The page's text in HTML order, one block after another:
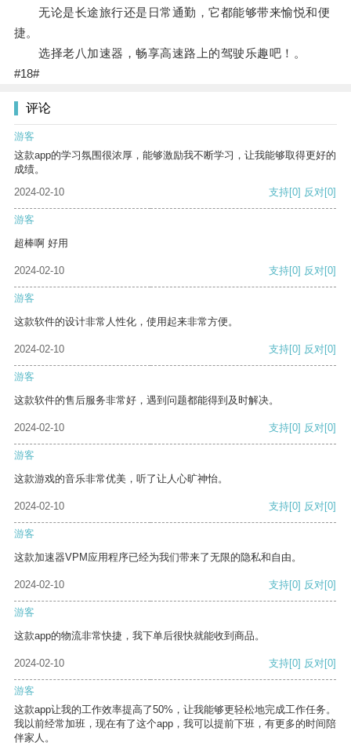
无论是长途旅行还是日常通勤，它都能够带来愉悦和便
捷。
选择老八加速器，畅享高速路上的驾驶乐趣吧！。
#18#
评论
游客
这款app的学习氛围很浓厚，能够激励我不断学习，让我能够取得更好的
成绩。
2024-02-10
支持[0] 反对[0]
游客
超棒啊 好用
2024-02-10 支持[0] 反对[0]
游客
这款软件的设计非常人性化，使用起来非常方便。
2024-02-10 支持[0] 反对[0]
游客
这款软件的售后服务非常好，遇到问题都能得到及时解决。
2024-02-10 支持[0] 反对[0]
游客
这款游戏的音乐非常优美，听了让人心旷神怡。
2024-02-10 支持[0] 反对[0]
游客
这款加速器VPM应用程序已经为我们带来了无限的隐私和自由。
2024-02-10 支持[0] 反对[0]
游客
这款app的物流非常快捷，我下单后很快就能收到商品。
2024-02-10 支持[0] 反对[0]
游客
这款app让我的工作效率提高了50%，让我能够更轻松地完成工作任务。
我以前经常加班，现在有了这个app，我可以提前下班，有更多的时间陪
伴家人。